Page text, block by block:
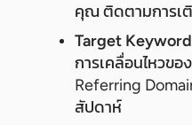
คุณ ติดตามการเ
Target
การเคลื่อนไหวข
Referring
สัปดาห์